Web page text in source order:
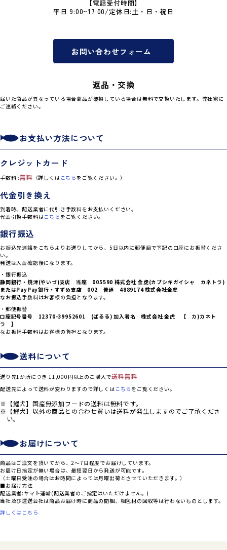
【電話受付時間】
平日 9:00~17:00/定休日:土・日・祝日
お問い合わせフォーム
返品・交換
届いた商品が異なっている場合商品が破損している場合は無料で交換いたします。弊社宛に
ご連絡ください。
お支払い方法について
クレジットカード
手数料 :無料 （詳しくは こちら をご覧ください。）
代金引き換え
到着時、配送業者に代引き手数料をお支払いください。
代金引換手数料はこちら をご覧ください。
銀行振込
お振込先連絡をこちらよりお送りしてから、5日以内に郵便局で下記の口座にお振替くださ
い。
発送は入金確認後になります。
・銀行振込
静岡銀行・焼津(やいづ)支店 当座 005590 株式会社 金虎(カブシキガイシャ カネトラ)
またはPayPay銀行・すずめ支店 002 普通 4889174 株式会社金虎
なお振込手数料はお客様の負担となります。
・郵便振替
口座記号番号 12370-39952601 (ぱるる) 加入者名 株式会社 金虎 【 カ)カネト
ラ 】
なお振替手数料はお客様の負担となります。
送料について
送り先1か所につき 11,000円以上のご購入で送料無料
配送先によって送料が変わりますので詳しくは こちら をご覧ください。
【鰹犬】国産無添加フードの送料は無料です。
【鰹犬】以外の商品との合わせ買いは送料が発生しますのでご了承くださ
い。
お届けについて
商品はご注文を頂いてから、2～7日程度でお届けしています。
お届け日指定が無い場合は、最短翌日から発送が可能です。
（土曜日受注の場合はお時間によっては月曜出荷とさせていただきます。）
■お届け方法
配送業者:ヤマト運輸(配送業者のご指定はいただけません。)
当社及び運送会社は商品お届け時に商品の開梱、梱包材の回収等は行わないものとします。
詳しくはこちら